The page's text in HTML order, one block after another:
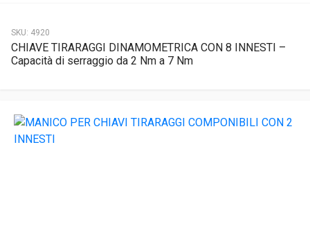
SKU: 4920
CHIAVE TIRARAGGI DINAMOMETRICA CON 8 INNESTI –
Capacità di serraggio da 2 Nm a 7 Nm